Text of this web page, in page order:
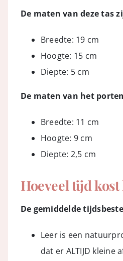
De maten van deze tas
Breedte: 19 cm
Hoogte: 15 cm
Diepte: 5 cm
De maten van het
Breedte: 11 cm
Hoogte: 9 cm
Diepte: 2,5 cm
Hoeveel tijd kost
De gemiddelde
Leer is een
dat er ALTIJD kleine